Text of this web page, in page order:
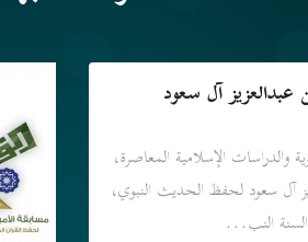
عبدالعزيز آل سعود
والدراسات الإسلامية المعاصرة،
آل سعود لحفظ الحديث النبوي،
السنة النب...